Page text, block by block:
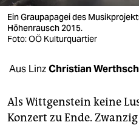
verlag
veranstaltungen
unterstützen
Ein Graupapagei des
Höhenrausch 2015.
Foto: OÖ Kulturquartier
Aus LinzChristian
Als Wittgenstein keine
Konzert zu Ende.